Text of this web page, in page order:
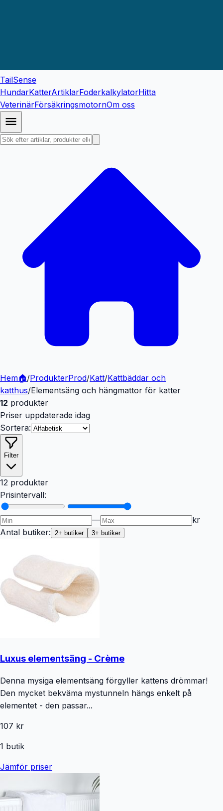
TailSense
HundarKatterArtiklarFoderkalkylatorHitta
VeterinärFörsäkringsmotornOm oss
Hem🏠/ProdukterProd/Katt/Kattbäddar och
katthus/Elementsäng och hängmattor för katter
12 produkter
Priser uppdaterade idag
Sortera:
Filter
12 produkter
Prisintervall:
—
kr
Antal butiker: 2+ butiker 3+ butiker
Luxus elementsäng - Crème
Denna mysiga elementsäng förgyller kattens drömmar!
Den mycket bekväma mystunneln hängs enkelt på
elementet - den passar...
107 kr
1 butik
Jämför priser